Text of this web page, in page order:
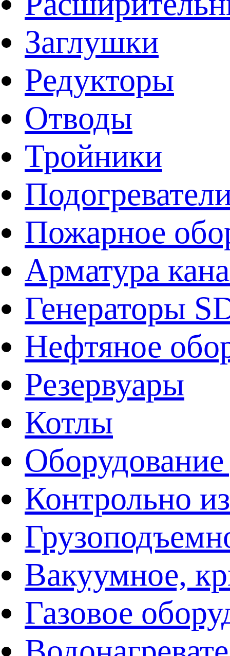
Заглушки
Редукторы
Отводы
Тройники
Пожарное
Арматура
Генераторы
Нефтяное
Резервуары
Котлы
Контрольно
Вакуумное,
Газовое